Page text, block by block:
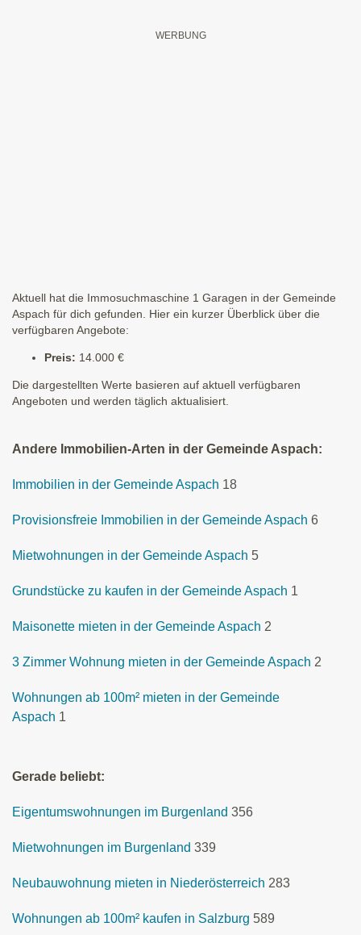
Aktuell hat die Immosuchmaschine 1 Garagen in der Gemeinde
Aspach für dich gefunden. Hier ein kurzer Überblick über die
verfügbaren Angebote:
Preis: 14.000 €
Die dargestellten Werte basieren auf aktuell verfügbaren
Angeboten und werden täglich aktualisiert.
Andere Immobilien-Arten in der Gemeinde Aspach:
Immobilien in der Gemeinde Aspach 18
Provisionsfreie Immobilien in der Gemeinde Aspach 6
Mietwohnungen in der Gemeinde Aspach 5
Grundstücke zu kaufen in der Gemeinde Aspach 1
Maisonette mieten in der Gemeinde Aspach 2
3 Zimmer Wohnung mieten in der Gemeinde Aspach 2
Wohnungen ab 100m² mieten in der Gemeinde
Aspach 1
Gerade beliebt:
Eigentumswohnungen im Burgenland 356
Mietwohnungen im Burgenland 339
Neubauwohnung mieten in Niederösterreich 283
Wohnungen ab 100m² kaufen in Salzburg 589